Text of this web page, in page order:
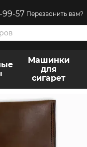
57 Перезвонить вам?
Машинки
для
сигарет